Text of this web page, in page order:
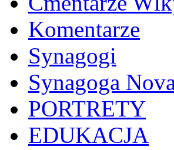
Komentarze
Synagogi
Synagoga
PORTRETY
EDUKACJA